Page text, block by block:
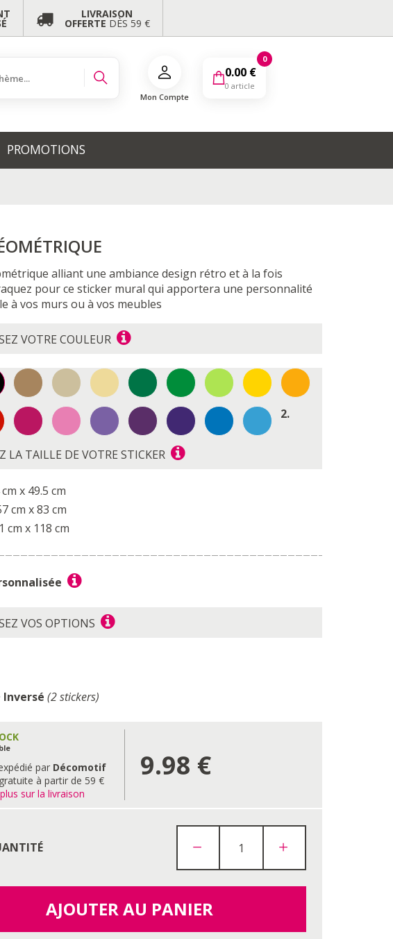
LIVRAISON
OFFERTE DÈS 59 €
Mon Compte
0
0.00 €
0 article
PROMOTIONS
alliant une ambiance design rétro et à la fois
pour ce sticker mural qui apportera une personnalité
à vos murs ou à vos meubles
VOTRE COULEUR
2.
LA TAILLE DE VOTRE STICKER
x 49.5 cm
cm x 83 cm
cm x 118 cm
VOS OPTIONS
(2 stickers)
par Décomotif
à partir de 59 €
sur la livraison
9.98 €
AJOUTER AU PANIER